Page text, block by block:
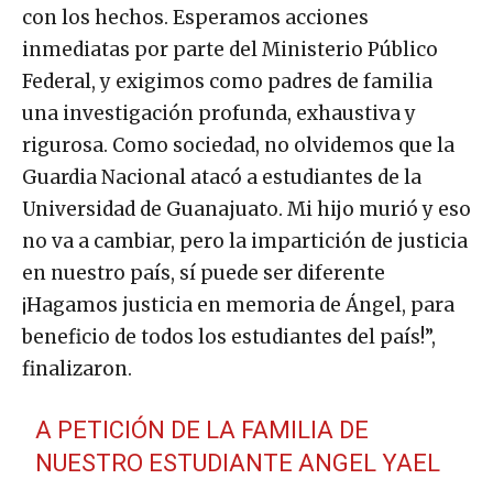
con los hechos. Esperamos acciones
inmediatas por parte del Ministerio Público
Federal, y exigimos como padres de familia
una investigación profunda, exhaustiva y
rigurosa. Como sociedad, no olvidemos que la
Guardia Nacional atacó a estudiantes de la
Universidad de Guanajuato. Mi hijo murió y eso
no va a cambiar, pero la impartición de justicia
en nuestro país, sí puede ser diferente
¡Hagamos justicia en memoria de Ángel, para
beneficio de todos los estudiantes del país!”,
finalizaron.
A PETICIÓN DE LA FAMILIA DE
NUESTRO ESTUDIANTE ANGEL YAEL